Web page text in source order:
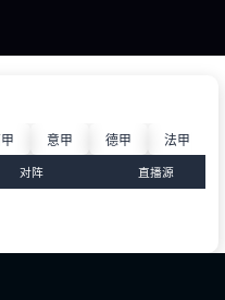
意甲 德甲 法甲
对阵 直播源